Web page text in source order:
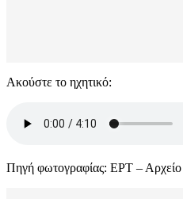
Ακούστε το ηχητικό:
Πηγή φωτογραφίας: ΕΡΤ – Αρχείο